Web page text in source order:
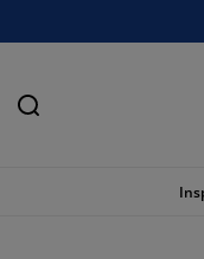
Suchen